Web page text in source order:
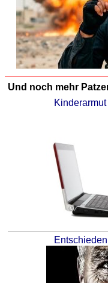
Und noch mehr